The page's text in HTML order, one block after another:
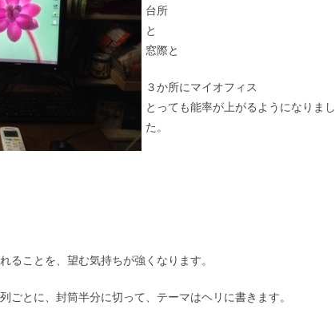
台所
と
窓際と
３か所にマイオフィス
とっても能率が上がるようになりまし
た。
ことを、望む気持ちが強くなります。
とに、封筒半分に切って、テーマはヘリに書きます。